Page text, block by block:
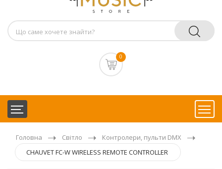
0
Головна Світло
Контролери, пульти DMX
CHAUVET FC-W WIRELESS REMOTE CONTROLLER